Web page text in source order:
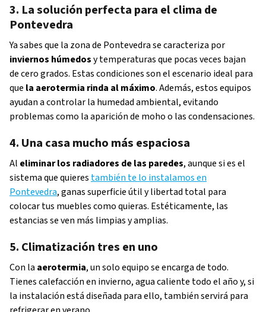
3. La solución perfecta para el clima de
Pontevedra
Ya sabes que la zona de Pontevedra se caracteriza por
inviernos húmedosy temperaturas que pocas veces bajan
de cero grados. Estas condiciones son el escenario ideal para
que la aerotermia rinda al máximo. Además, estos equipos
ayudan a controlar la humedad ambiental, evitando
problemas como la aparición de moho o las condensaciones.
4. Una casa mucho más espaciosa
Al eliminar los radiadores de las paredes, aunque si es el
sistema que quieres también te lo instalamos en
Pontevedra, ganas superficie útil y libertad total para
colocar tus muebles como quieras. Estéticamente, las
estancias se ven más limpias y amplias.
5. Climatización tres en uno
Con la aerotermia, un solo equipo se encarga de todo.
Tienes calefacción en invierno, agua caliente todo el año y, si
la instalación está diseñada para ello, también servirá para